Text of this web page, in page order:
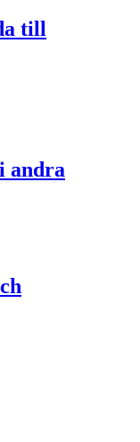
till
andra